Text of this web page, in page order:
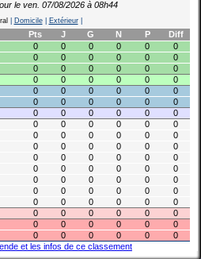
le ven. 07/08/2026 à 08h44
Domicile| Extérieur|
Pts J G N P
Diff
0 0 0 0 0
0
0 0 0 0 0
0
0 0 0 0 0
0
0 0 0 0 0
0
0 0 0 0 0
0
0 0 0 0 0
0
0 0 0 0 0
0
0 0 0 0 0
0
0 0 0 0 0
0
0 0 0 0 0
0
0 0 0 0 0
0
0 0 0 0 0
0
0 0 0 0 0
0
0 0 0 0 0
0
0 0 0 0 0
0
0 0 0 0 0
0
0 0 0 0 0
0
0 0 0 0 0
0
et les infos de ce classement